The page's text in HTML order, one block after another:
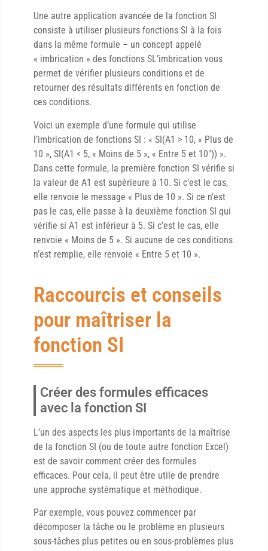
Une autre application avancée de la fonction SI
consiste à utiliser plusieurs fonctions SI à la fois
dans la même formule – un concept appelé
« imbrication » des fonctions SL’imbrication vous
permet de vérifier plusieurs conditions et de
retourner des résultats différents en fonction de
ces conditions.
Voici un exemple d’une formule qui utilise
l’imbrication de fonctions SI : « SI(A1 > 10, « Plus de
10 », SI(A1 < 5, « Moins de 5 », « Entre 5 et 10″)) ».
Dans cette formule, la première fonction SI vérifie si
la valeur de A1 est supérieure à 10. Si c’est le cas,
elle renvoie le message « Plus de 10 ». Si ce n’est
pas le cas, elle passe à la deuxième fonction SI qui
vérifie si A1 est inférieur à 5. Si c’est le cas, elle
renvoie « Moins de 5 ». Si aucune de ces conditions
n’est remplie, elle renvoie « Entre 5 et 10 ».
Raccourcis et conseils
pour maîtriser la
fonction SI
Créer des formules efficaces
avec la fonction SI
L’un des aspects les plus importants de la maîtrise
de la fonction SI (ou de toute autre fonction Excel)
est de savoir comment créer des formules
efficaces. Pour cela, il peut être utile de prendre
une approche systématique et méthodique.
Par exemple, vous pouvez commencer par
décomposer la tâche ou le problème en plusieurs
sous-tâches plus petites ou en sous-problèmes plus